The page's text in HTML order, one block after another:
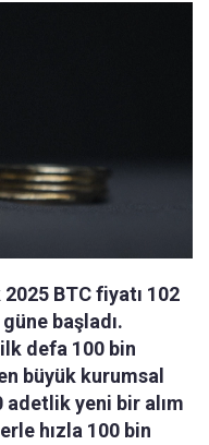
BTC fiyatı 102
başladı.
defa 100 bin
büyük kurumsal
adetlik yeni bir alım
hızla 100 bin